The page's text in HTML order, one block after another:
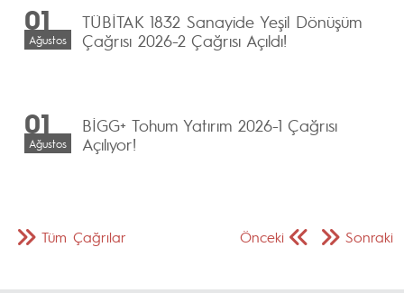
01
Ağustos
TÜBİTAK 1832 Sanayide Yeşil Dönüşüm
Çağrısı 2026-2 Çağrısı Açıldı!
01
Ağustos
BİGG+ Tohum Yatırım 2026-1 Çağrısı
Açılıyor!
Önceki Sonraki
Tüm Çağrılar